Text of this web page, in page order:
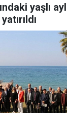
yaşlı